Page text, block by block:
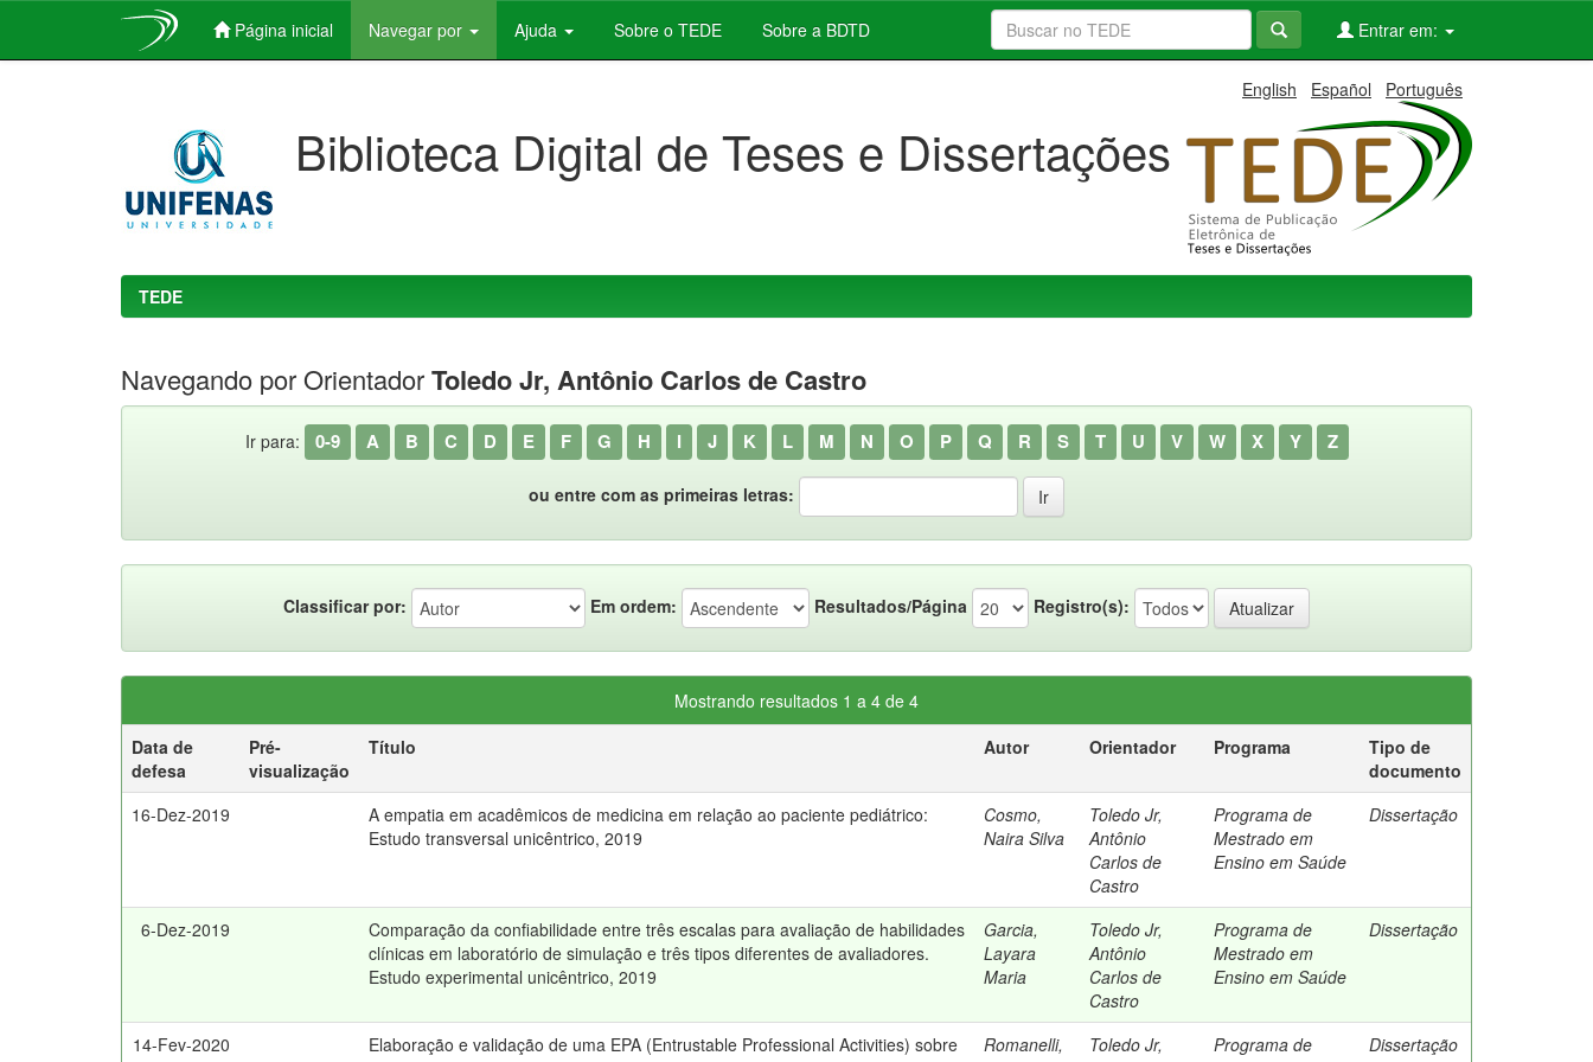
Página inicial Navegar por Ajuda Sobre o TEDE Sobre a BDTD Entrar em:
English Español Português
Biblioteca Digital de Teses e Dissertações
TEDE
Navegando por OrientadorToledo Jr, Antônio Carlos de Castro
Ir para: 0-9 A B C D E F G H I J K L M N O P Q R S T U V W X Y Z
ou entre com as primeiras letras:
Classificar por: Em ordem: Resultados/Página Registro(s):
Mostrando resultados 1 a 4 de 4
Data de
defesa
Pré-
visualização
Título Autor Orientador Programa
Tipo de
documento
16-Dez-2019
A empatia em acadêmicos de medicina em relação ao paciente pediátrico:
Estudo transversal unicêntrico, 2019
Cosmo,
Naira Silva
Toledo Jr,
Antônio
Carlos de
Castro
Programa de
Mestrado em
Ensino em Saúde
Dissertação
6-Dez-2019
Comparação da confiabilidade entre três escalas para avaliação de habilidades
clínicas em laboratório de simulação e três tipos diferentes de avaliadores.
Estudo experimental unicêntrico, 2019
Garcia,
Layara
Maria
Toledo Jr,
Antônio
Carlos de
Castro
Programa de
Mestrado em
Ensino em Saúde
Dissertação
14-Fev-2020
Elaboração e validação de uma EPA (Entrustable Professional Activities) sobre
Romanelli,
Toledo Jr,
Programa de
Dissertação